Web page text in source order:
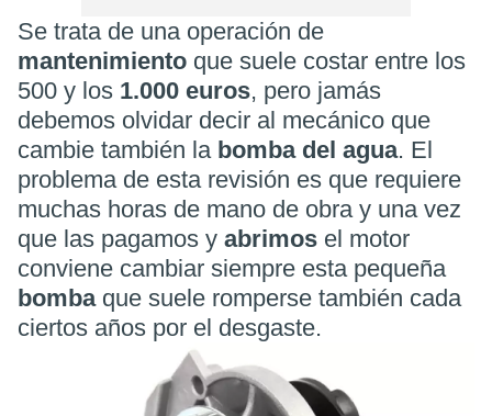
Se trata de una operación de
mantenimiento que suele costar entre los
500 y los 1.000 euros, pero jamás
debemos olvidar decir al mecánico que
cambie también la bomba del agua. El
problema de esta revisión es que requiere
muchas horas de mano de obra y una vez
que las pagamos y abrimos el motor
conviene cambiar siempre esta pequeña
bomba que suele romperse también cada
ciertos años por el desgaste.